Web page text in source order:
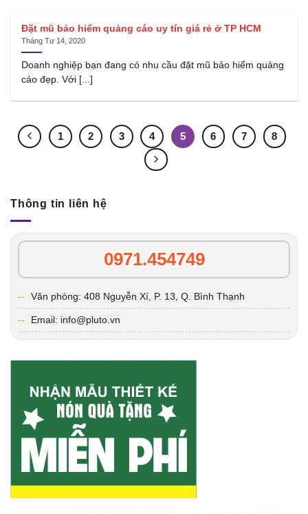
Đặt mũ bảo hiểm quảng cáo uy tín giá rẻ ở TP HCM
Tháng Tư 14, 2020
Doanh nghiệp bạn đang có nhu cầu đặt mũ bảo hiểm quảng
cáo đẹp. Với [...]
1 2 3 4 5 6 7 8
Thông tin liên hệ
0971.454749
Văn phòng: 408 Nguyễn Xí, P. 13, Q. Bình Thạnh
Email: info@pluto.vn